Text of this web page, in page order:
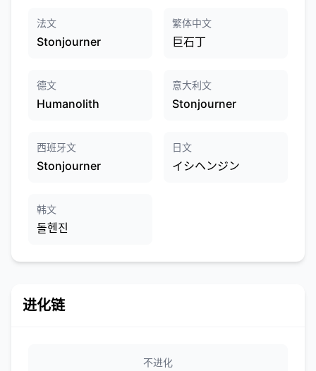
法文
Stonjourner
繁体中文
巨石丁
德文
Humanolith
意大利文
Stonjourner
西班牙文
Stonjourner
日文
イシヘンジン
韩文
돌헨진
进化链
不进化